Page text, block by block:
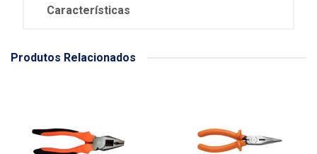
Características
Produtos Relacionados